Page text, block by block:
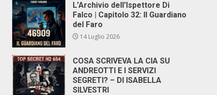
L’Archivio dell’Ispettore Di
Falco | Capitolo 32: Il Guardiano
del Faro
14 Luglio 2026
COSA SCRIVEVA LA CIA SU
ANDREOTTI E I SERVIZI
SEGRETI? – DI ISABELLA
SILVESTRI